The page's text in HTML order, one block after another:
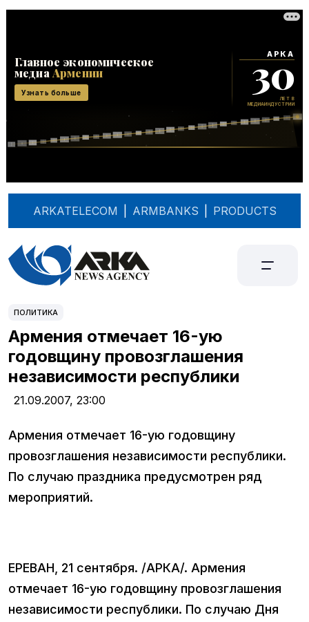
ARKATELECOM ARMBANKS PRODUCTS
ПОЛИТИКА
Армения отмечает 16-ую
годовщину провозглашения
независимости республики
21.09.2007, 23:00
Армения отмечает 16-ую годовщину
провозглашения независимости республики.
По случаю праздника предусмотрен ряд
мероприятий.
ЕРЕВАН, 21 сентября. /АРКА/. Армения
отмечает 16-ую годовщину провозглашения
независимости республики. По случаю Дня